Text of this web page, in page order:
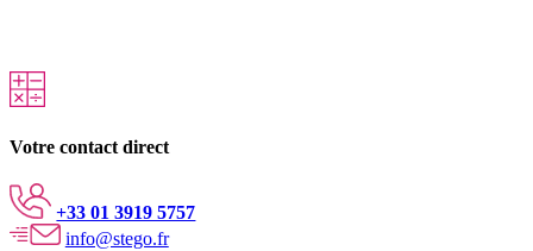
Votre contact direct
+33 01 3919 5757
info@stego.fr